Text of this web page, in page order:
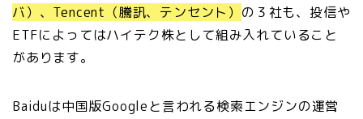
バ）、Tencent（騰訊、テンセント） の３社も、投信や
ETFによってはハイテク株として組み入れていること
があります。
Baiduは中国版Googleと言われる検索エンジンの運営